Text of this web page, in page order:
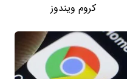
کروم ویندوز